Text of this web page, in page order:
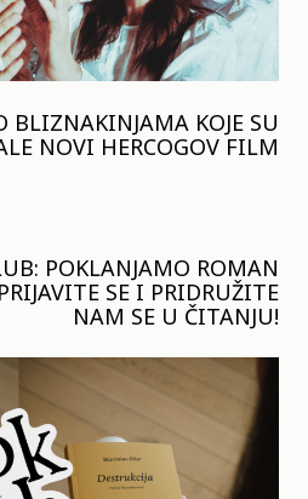
BLIZNAKINJAMA KOJE SU
NOVI HERCOGOV FILM
POKLANJAMO ROMAN
SE I PRIDRUŽITE
NAM SE U ČITANJU!